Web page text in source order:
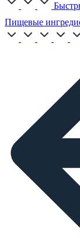
Пищевые